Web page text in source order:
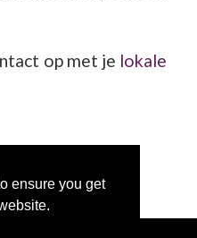
ensure you get
op met je lokale